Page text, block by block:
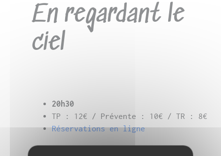
En regardant le
ciel
20h30
TP : 12€ / Prévente : 10€ / TR : 8€
Réservations en ligne